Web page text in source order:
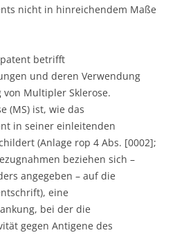
nicht in hinreichendem Maße
betrifft
und deren Verwendung
Multipler Sklerose.
(MS) ist, wie das
in seiner einleitenden
(Anlage rop 4 Abs. [0002];
beziehen sich –
angegeben – auf die
eine
bei der die
gegen Antigene des